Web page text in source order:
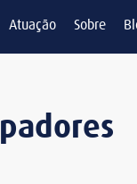
Atuação Sobre